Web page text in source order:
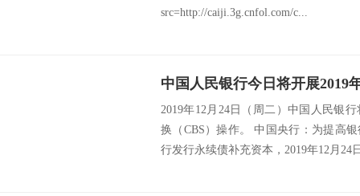
src=http://caiji.3g.cnfol.com/c...
2019年12月24日（周二）中国人民银
换（CBS）操作。 中国央行：为提高
行发行永续债补充资本，2019年12月24